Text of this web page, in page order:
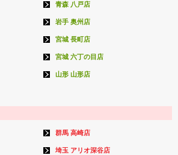
青森 八戸店
岩手 奥州店
宮城 長町店
宮城 六丁の目店
山形 山形店
群馬 高崎店
埼玉 アリオ深谷店